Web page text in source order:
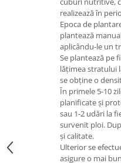
realizează în
Epoca de
plantează
aplicându-le un
Se plantează pe
lățimea stratului
se obține o
În primele 5-10
planificate și
sau 1-2 udări la
survenit ploi.
și calitate.
Ulterior se
asigure o mai